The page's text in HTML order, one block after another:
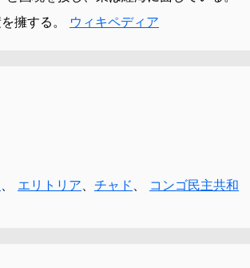
擁する。 ウィキペディア
、 エリトリア、 チャド 、 コンゴ民主共和